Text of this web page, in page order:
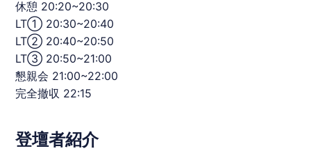
休憩 20:20~20:30
LT① 20:30~20:40
LT② 20:40~20:50
LT③ 20:50~21:00
懇親会 21:00~22:00
完全撤収 22:15
登壇者紹介